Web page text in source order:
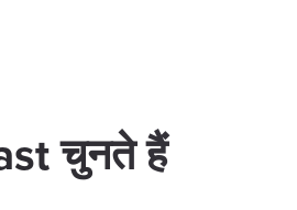
चुनते हैं